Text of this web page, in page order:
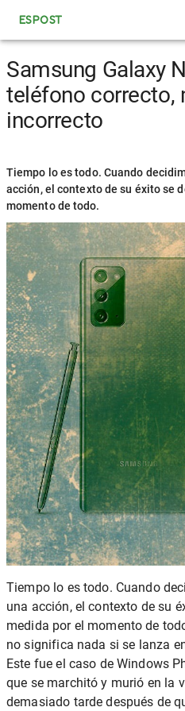
ESPOST
Samsung Galaxy
teléfono correcto,
incorrecto
Tiempo lo es todo. Cuando
acción, el contexto de su éxito se
momento de todo.
Tiempo lo es todo. Cuando
una acción, el contexto de su
medida por el momento de
no significa nada si se lanza
Este fue el caso de Windows
que se marchitó y murió en la
demasiado tarde después de